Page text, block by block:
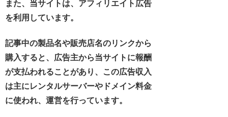
また、当サイトは、アフィリエイト広告
を利用しています。
記事中の製品名や販売店名のリンクから
購入すると、広告主から当サイトに報酬
が支払われることがあり、この広告収入
は主にレンタルサーバーやドメイン料金
に使われ、運営を行っています。